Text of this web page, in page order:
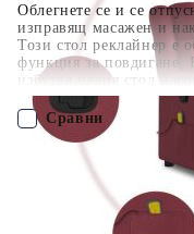
Облегнете се и се
изправящ масажен и
Този стол реклайнер е
функция за повдигане.
избутва целия стол
натоварвате гърба и
бутона. Функция за
има дръжка от дясната
поставката за крака и
според вашето
Тази функция
Освен това
първоначалното си
Наш представител ще
Сравни